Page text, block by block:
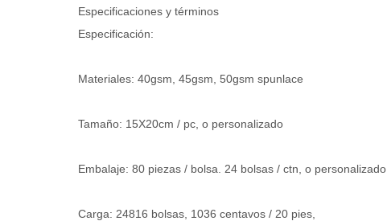
Especificaciones y términos
Especificación:
Materiales: 40gsm, 45gsm, 50gsm spunlace
Tamaño: 15X20cm / pc, o personalizado
Embalaje: 80 piezas / bolsa. 24 bolsas / ctn, o personalizado
Carga: 24816 bolsas, 1036 centavos / 20 pies,